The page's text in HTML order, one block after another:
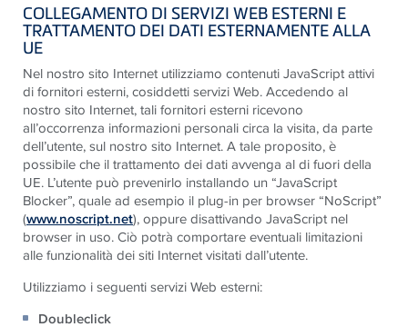
COLLEGAMENTO DI SERVIZI WEB ESTERNI E
TRATTAMENTO DEI DATI ESTERNAMENTE ALLA
UE
Nel nostro sito Internet utilizziamo contenuti JavaScript attivi
di fornitori esterni, cosiddetti servizi Web. Accedendo al
nostro sito Internet, tali fornitori esterni ricevono
all’occorrenza informazioni personali circa la visita, da parte
dell’utente, sul nostro sito Internet. A tale proposito, è
possibile che il trattamento dei dati avvenga al di fuori della
UE. L’utente può prevenirlo installando un “JavaScript
Blocker”, quale ad esempio il plug-in per browser “NoScript”
(www.noscript.net), oppure disattivando JavaScript nel
browser in uso. Ciò potrà comportare eventuali limitazioni
alle funzionalità dei siti Internet visitati dall’utente.
Utilizziamo i seguenti servizi Web esterni:
Doubleclick